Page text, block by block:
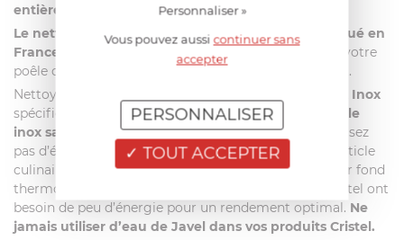
entièrement recyclable.
Le nettoyant Inox Renox labellisé Ecocert et fabriqué en
France
conviendra parfaitement pour l’entretien de votre
poêle dans le respect de l’homme et l’environnement.
Nettoyez votre poêle tout inox avec le produit
Renox Inox
spécifiquement conçu pour l’entretiende votre article
inox sans anti-adhérent. De manière générale n’utilisez
pas d’éponge trop abrasive lors du lavage de votre article
culinaire.
Evitez les surchauffes. En effet, grâce à leur fond
thermo diffuseur haute performance, les articles Cristel ont
besoin de peu d’énergie pour un rendement optimal. Ne
jamais utiliser d’eau de Javel dans vos produits Cristel.
Personnaliser »
Vous pouvez aussicontinuer sans
accepter
TOUT ACCEPTER
PERSONNALISER